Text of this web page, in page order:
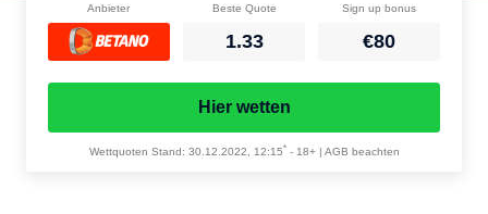
Anbieter Beste Quote
1.33
Sign up bonus
€80
Hier wetten
Wettquoten Stand: 30.12.2022, 12:15*- 18+ | AGB beachten